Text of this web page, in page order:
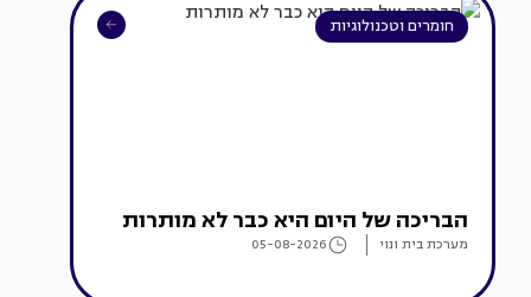
חומרים וטכנולוגיות
הבריכה של היום היא כבר לא מותרות
מערכת בית ונוי 05-08-2026